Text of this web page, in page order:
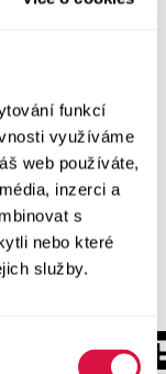
funkcí
využíváme
web používáte,
inzerci a
s
nebo které
služby.